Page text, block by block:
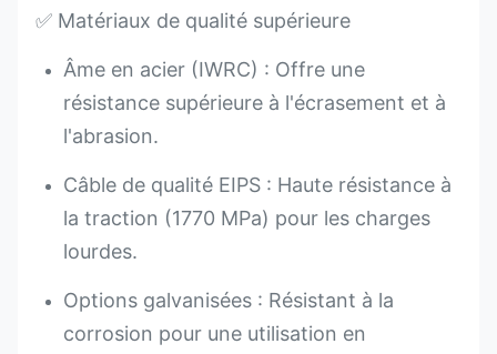
✅ Matériaux de qualité supérieure
Âme en acier (IWRC) : Offre une
résistance supérieure à l'écrasement et à
l'abrasion.
Câble de qualité EIPS : Haute résistance à
la traction (1770 MPa) pour les charges
lourdes.
Options galvanisées : Résistant à la
corrosion pour une utilisation en